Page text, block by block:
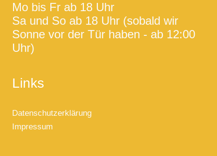
Mo bis Fr ab 18 Uhr
Sa und So ab 18 Uhr (sobald wir
Sonne vor der Tür haben - ab 12:00
Uhr)
Links
Datenschutzerklärung
Impressum